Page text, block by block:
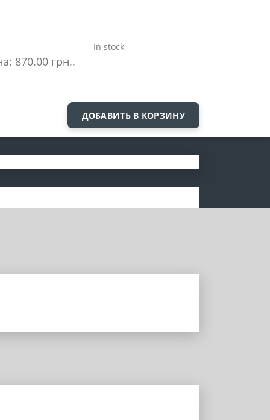
870.00 грн..
In stock
ДОБАВИТЬ В КОРЗИНУ